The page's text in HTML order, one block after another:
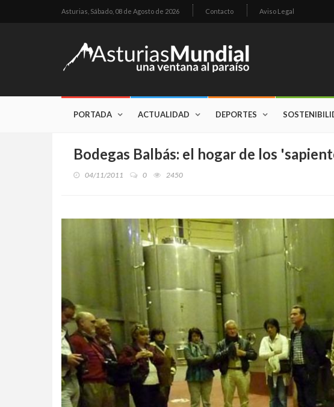
Asturias, Sábado, 08 de Agosto de 2026 Contacto Aviso Legal
PORTADA ACTUALIDAD DEPORTES
Bodegas Balbás: el hogar de los
04/11/2011 0 2450